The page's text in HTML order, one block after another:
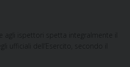
agli ispettori spetta integralmente il
ufficiali dell’Esercito, secondo il